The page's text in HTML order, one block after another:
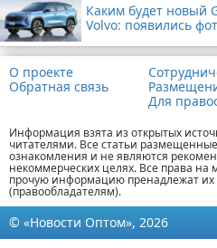
Каким будет новый
Volvo: появились
О проекте
Обратная связь
Для
Информация взята из открытых
читателями. Все статьи
ознакомления и не являются
некоммерческих целях. Все права
прочую информацию пренадлежат их
(правообладателям).
© «Новости Оптом», 2026